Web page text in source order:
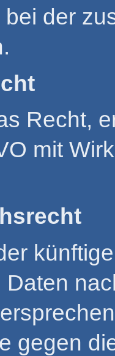
der
Recht,
mit
Daten
gegen